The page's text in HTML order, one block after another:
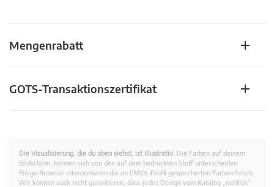
Mengenrabatt
GOTS-Transaktionszertifikat
Die Visualisierung, die du oben siehst, ist illustrativ. Die Farben auf deinem
Bildschirm, können sich von den auf dem bedruckten Stoff unterscheiden.
Einige Browser interpretieren die im CMYK-Profil gespeicherten Farben falsch.
Wir können auch nicht garantieren, dass jedes Design vom Katalog „nahtlos”